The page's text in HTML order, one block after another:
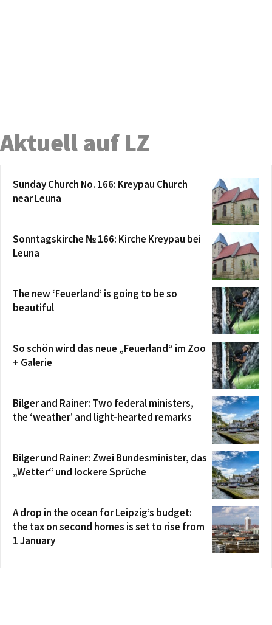
Aktuell auf LZ
Sunday Church No. 166: Kreypau Church
near Leuna
Sonntagskirche № 166: Kirche Kreypau bei
Leuna
The new ‘Feuerland’ is going to be so
beautiful
So schön wird das neue „Feuerland“ im Zoo
+ Galerie
Bilger and Rainer: Two federal ministers,
the ‘weather’ and light-hearted remarks
Bilger und Rainer: Zwei Bundesminister, das
„Wetter“ und lockere Sprüche
A drop in the ocean for Leipzig’s budget:
the tax on second homes is set to rise from
1 January